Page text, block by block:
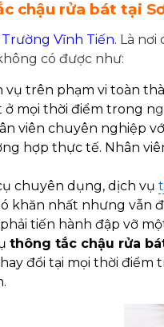
chậu rửa bát tại
Trường Vĩnh Tiến. Là
có được như:
vụ trên phạm vi toàn
mọi thời điểm trong ng
viên chuyên nghiệp
hợp thực tế. Nhân
chuyên dụng, dịch vụ
khăn nhất nhưng vẫn
tiến hành đập vỡ
thông tắc chậu rửa
đổi tại mọi thời